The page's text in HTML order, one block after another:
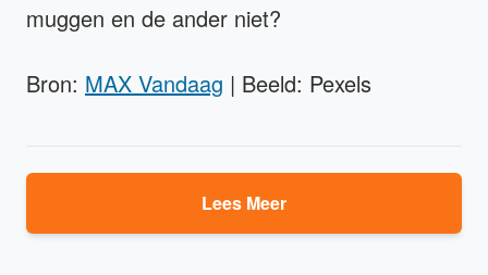
muggen en de ander niet?
Bron: MAX Vandaag | Beeld: Pexels
Lees Meer